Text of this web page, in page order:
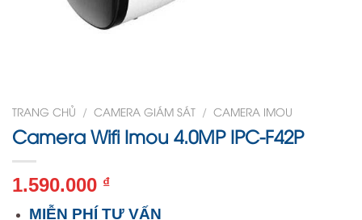
TRANG CHỦ / CAMERA GIÁM SÁT / CAMERA IMOU
Camera Wifi Imou 4.0MP IPC-F42P
1.590.000 ₫
MIỄN PHÍ TƯ VẤN